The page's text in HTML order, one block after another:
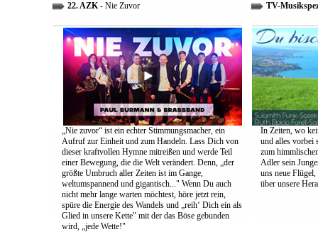
22. AZK- Nie Zuvor
„Nie zuvor“ ist ein echter Stimmungsmacher, ein
Aufruf zur Einheit und zum Handeln. Lass Dich von
dieser kraftvollen Hymne mitreißen und werde Teil
einer Bewegung, die die Welt verändert. Denn, „der
größte Umbruch aller Zeiten ist im Gange,
weltumspannend und gigantisch..." Wenn Du auch
nicht mehr lange warten möchtest, höre jetzt rein,
spüre die Energie des Wandels und „reih‘ Dich ein als
Glied in unsere Kette" mit der das Böse gebunden
wird, „jede Wette!"
TV-
In Zeiten, wo
und alles vorbei
zum
Adler sein
uns neue
über unsere